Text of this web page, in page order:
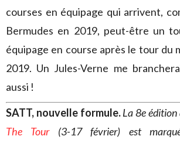
courses en équipage qui arrivent,
Bermudes en 2019, peut-être un
équipage en course après le tour du
2019. Un Jules-Verne me
aussi !
SATT, nouvelle formule. La 8e
The Tour(3-17 février) est